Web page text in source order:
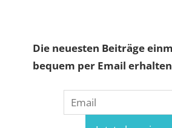
Die neuesten Beiträge
bequem per Email